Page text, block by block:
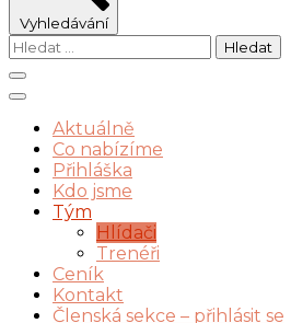
Vyhledávání
Vyhledávání
Aktuálně
Co nabízíme
Přihláška
Kdo jsme
Tým
Hlídači
Trenéři
Ceník
Kontakt
Členská sekce – přihlásit se